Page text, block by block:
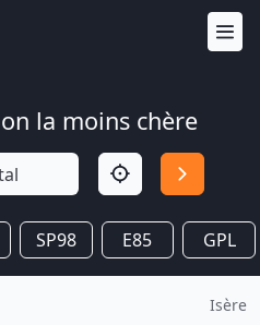
la moins chère
SP98 E85 GPL
Isère